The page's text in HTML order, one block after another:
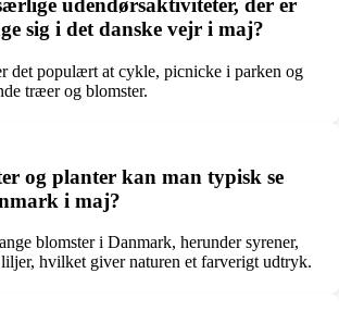
udendørsaktiviteter, der er
sig i det danske vejr i maj?
det populært at cykle, picnicke i parken og
træer og blomster.
og planter kan man typisk se
i maj?
blomster i Danmark, herunder syrener,
hvilket giver naturen et farverigt udtryk.